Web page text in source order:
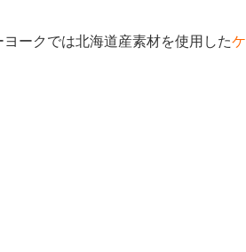
ークでは北海道産素材を使用したケ